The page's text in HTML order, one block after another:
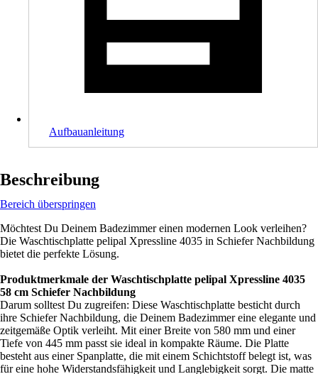
Aufbauanleitung
Beschreibung
Bereich überspringen
Möchtest Du Deinem Badezimmer einen modernen Look verleihen?
Die Waschtischplatte pelipal Xpressline 4035 in Schiefer Nachbildung
bietet die perfekte Lösung.
Produktmerkmale der Waschtischplatte pelipal Xpressline 4035
58 cm Schiefer Nachbildung
Darum solltest Du zugreifen: Diese Waschtischplatte besticht durch
ihre Schiefer Nachbildung, die Deinem Badezimmer eine elegante und
zeitgemäße Optik verleiht. Mit einer Breite von 580 mm und einer
Tiefe von 445 mm passt sie ideal in kompakte Räume. Die Platte
besteht aus einer Spanplatte, die mit einem Schichtstoff belegt ist, was
für eine hohe Widerstandsfähigkeit und Langlebigkeit sorgt. Die matte